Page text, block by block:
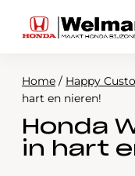
Modellen
Voorraad
Home / Happy
hart en nieren!
Honda
in hart